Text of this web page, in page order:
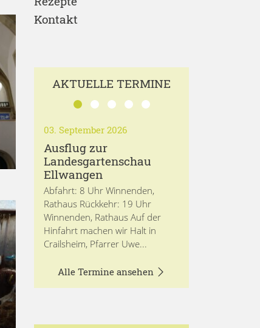
Kontakt
AKTUELLE TERMINE
03. September 2026
Ausflug zur
Landesgartenschau
Ellwangen
Abfahrt: 8 Uhr Winnenden,
Rathaus Rückkehr: 19 Uhr
Winnenden, Rathaus Auf der
Hinfahrt machen wir Halt in
Crailsheim, Pfarrer Uwe...
Alle Termine ansehen